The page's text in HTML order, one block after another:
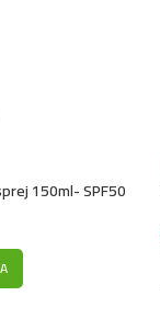
150ml- SPF50